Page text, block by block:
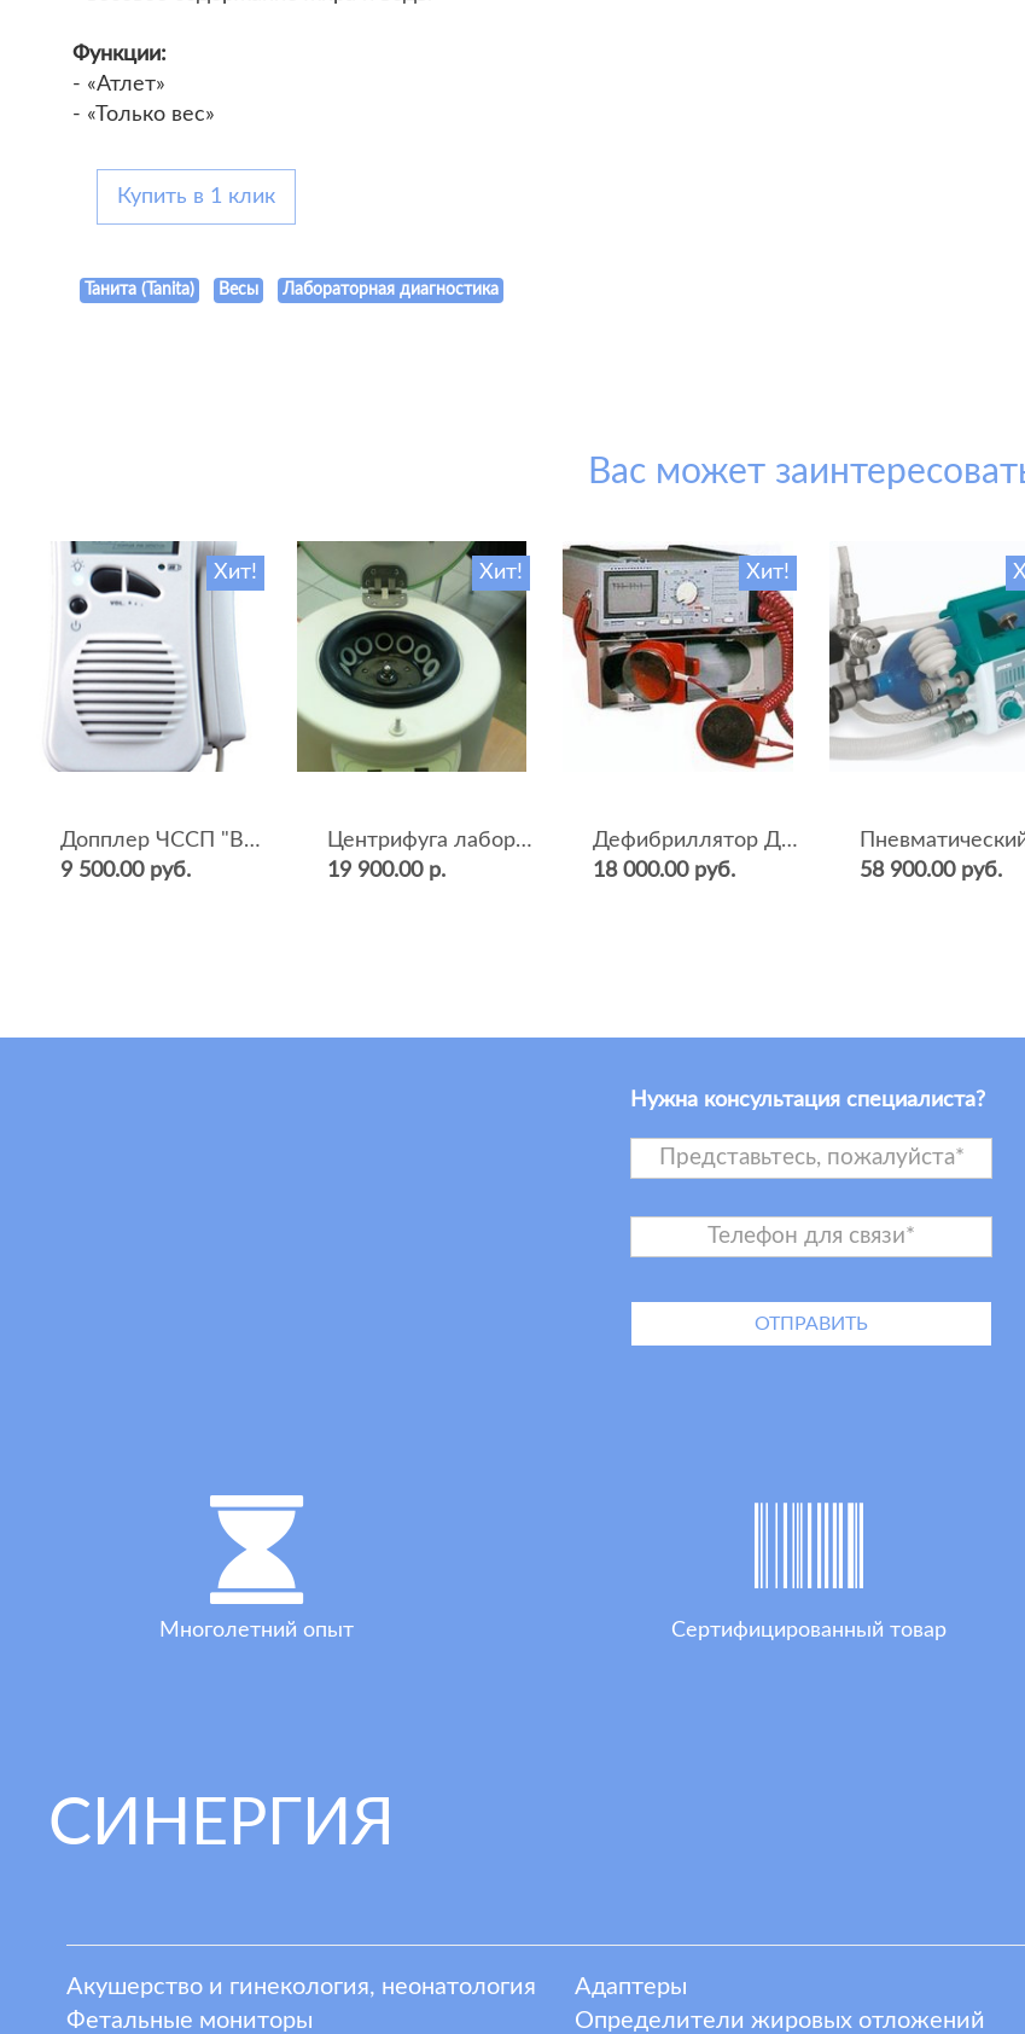
Функции:
- «Атлет»
- «Только вес»
Купить в 1 клик
Танита (Tanita) Весы Лабораторная диагностика
Вас может
Хит!
Допплер ЧССП "BF-500++" (фетальный, ультразвуковой)
9 500.00 руб.
Хит!
Центрифуга лабораторная СМ-12 (4000 об.мин, 12 пробирок)
19 900.00 р.
Хит!
Дефибриллятор ДКИ-Н-04
18 000.00 руб.
58 900.00 руб.
Нужна консультация специалиста?
Многолетний опыт Сертифицированный товар
СИНЕРГИЯ
Акушерство и гинекология, неонатология
Фетальные мониторы
Адаптеры
Определители жировых отложений